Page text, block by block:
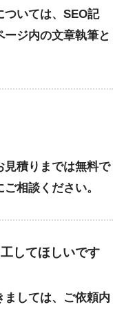
ついては、SEO記
ジ内の文章執筆と
見積りまでは無料で
相談ください。
してほしいです
しては、ご依頼内